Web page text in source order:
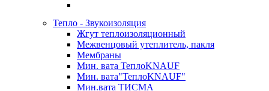
Тепло - Звукоизоляция
Жгут теплоизоляционный
Межвенцовый утеплитель, пакля
Мембраны
Мин. вата ТеплоKNAUF
Мин. вата"ТеплоKNAUF"
Мин.вата ТИСМА